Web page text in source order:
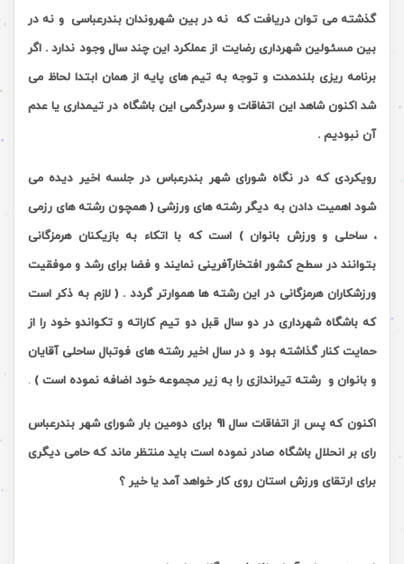
گذشته می توان دریافت که نه در بین شهروندان بندرعباسی و نه در
بین مسئولین شهرداری رضایت از عملکرد این چند سال وجود ندارد . اگر
برنامه ریزی بلندمدت و توجه به تیم های پایه از همان ابتدا لحاظ می
شد اکنون شاهد این اتفاقات و سردرگمی این باشگاه در تیمداری یا عدم
آن نبودیم .
رویکردی که در نگاه شورای شهر بندرعباس در جلسه اخیر دیده می
شود اهمیت دادن به دیگر رشته های ورزشی ( همچون رشته های رزمی
، ساحلی و ورزش بانوان ) است که با اتکاء به بازیکنان هرمزگانی
بتوانند در سطح کشور افتخارآفرینی نمایند و فضا برای رشد و موفقیت
ورزشکاران هرمزگانی در این رشته ها هموارتر گردد . ( لازم به ذکر است
که باشگاه شهرداری در دو سال قبل دو تیم کاراته و تکواندو خود را از
حمایت کنار گذاشته بود و در سال اخیر رشته های فوتبال ساحلی آقایان
و بانوان و رشته تیراندازی را به زیر مجموعه خود اضافه نموده است ) .
اکنون که پس از اتفاقات سال 91 برای دومین بار شورای شهر بندرعباس
رای بر انحلال باشگاه صادر نموده است باید منتظر ماند که حامی دیگری
برای ارتقای ورزش استان روی کار خواهد آمد یا خیر ؟